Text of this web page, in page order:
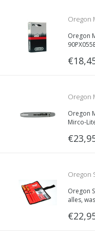
Oregon
| 1.1mm
Oregon
von 1.1
Oregon
1.1mm |
Oregon
Mirco-
Oregon
Oregon
alles,